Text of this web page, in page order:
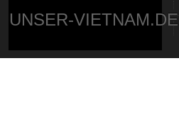
UNSER-VIETNAM.DE